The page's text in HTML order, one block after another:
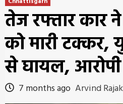
तेज रफ्तार कार
को मारी
से घायल,
7 months ago Arvind Rajak